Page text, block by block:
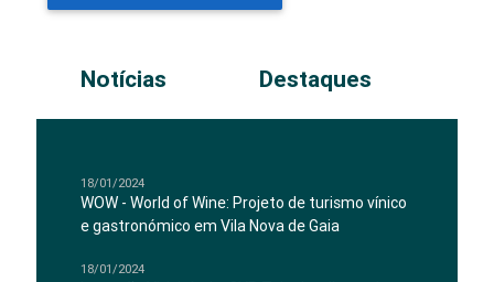
Notícias Destaques
18/01/2024
WOW - World of Wine: Projeto de turismo vínico
e gastronómico em Vila Nova de Gaia
18/01/2024